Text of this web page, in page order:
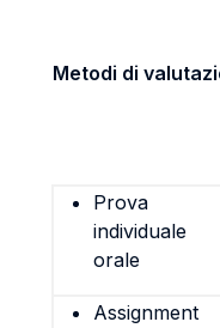
Metodi di
Prova
individuale
orale
Assignment